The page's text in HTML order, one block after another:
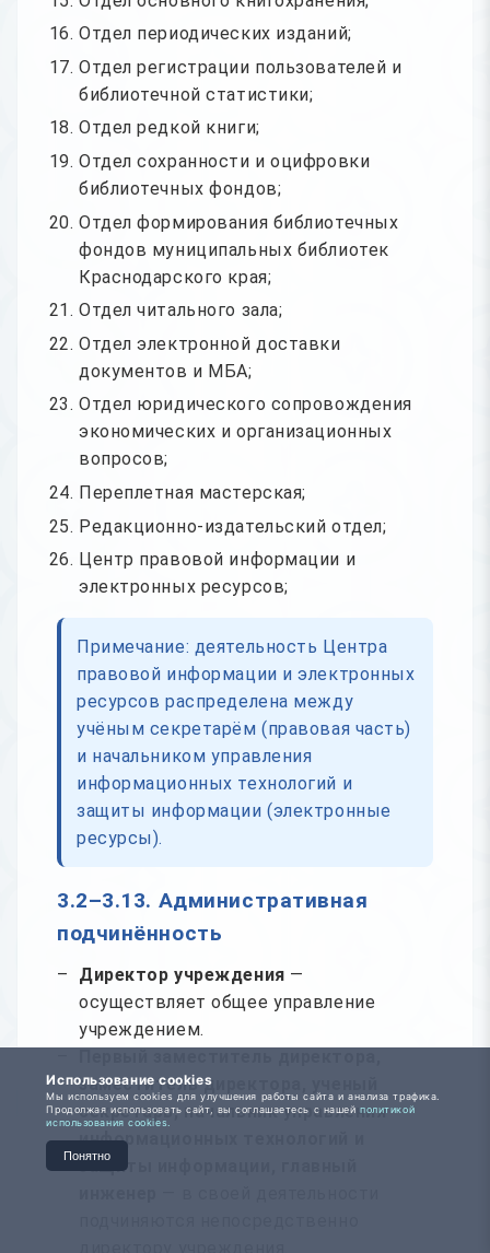
Отдел периодических изданий;
Отдел регистрации пользователей и
библиотечной статистики;
Отдел редкой книги;
Отдел сохранности и оцифровки
библиотечных фондов;
Отдел формирования библиотечных
фондов муниципальных библиотек
Краснодарского края;
Отдел читального зала;
Отдел электронной доставки
документов и МБА;
Отдел юридического сопровождения
экономических и организационных
вопросов;
Переплетная мастерская;
Редакционно-издательский отдел;
Центр правовой информации и
электронных ресурсов;
Примечание: деятельность Центра
правовой информации и электронных
ресурсов распределена между
учёным секретарём (правовая часть)
и начальником управления
информационных технологий и
защиты информации (электронные
ресурсы).
3.2–3.13. Административная
подчинённость
Директор учреждения —
осуществляет общее управление
учреждением.
заместитель директора, ученый
секретарь, начальник управления
информационных технологий и
защиты информации, главный
Использование cookies
Мы используем cookies для улучшения работы сайта и анализа трафика.
Продолжая использовать сайт, вы соглашаетесь с нашейполитикой
использования cookies.
Понятно